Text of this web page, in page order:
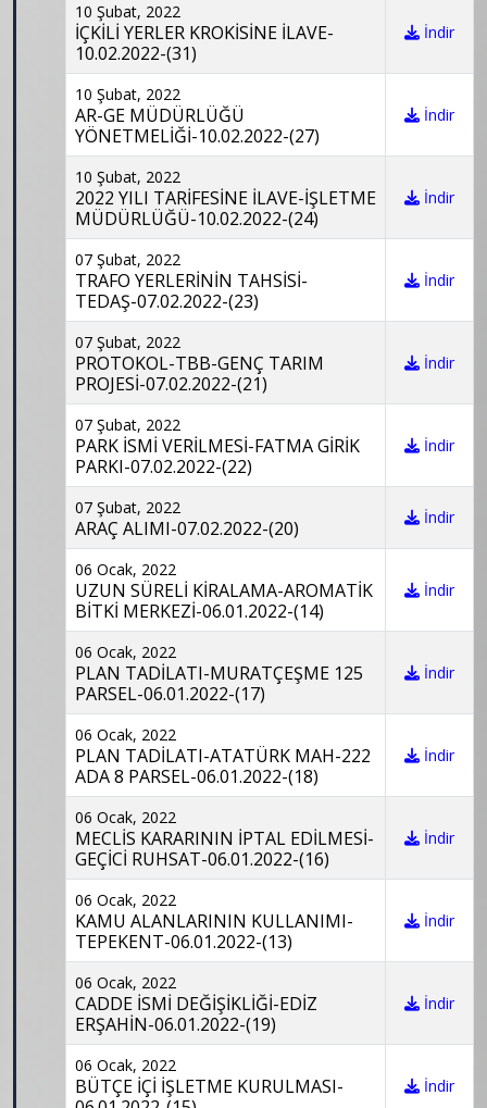
10 Şubat, 2022
İÇKİLİ YERLER KROKİSİNE İLAVE-
10.02.2022-(31)
İndir
10 Şubat, 2022
AR-GE MÜDÜRLÜĞÜ
YÖNETMELİĞİ-10.02.2022-(27)
İndir
10 Şubat, 2022
2022 YILI TARİFESİNE İLAVE-İŞLETME
MÜDÜRLÜĞÜ-10.02.2022-(24)
İndir
07 Şubat, 2022
TRAFO YERLERİNİN TAHSİSİ-
TEDAŞ-07.02.2022-(23)
İndir
07 Şubat, 2022
PROTOKOL-TBB-GENÇ TARIM
PROJESİ-07.02.2022-(21)
İndir
07 Şubat, 2022
PARK İSMİ VERİLMESİ-FATMA GİRİK
PARKI-07.02.2022-(22)
İndir
07 Şubat, 2022
ARAÇ ALIMI-07.02.2022-(20) İndir
06 Ocak, 2022
UZUN SÜRELİ KİRALAMA-AROMATİK
BİTKİ MERKEZİ-06.01.2022-(14)
İndir
06 Ocak, 2022
PLAN TADİLATI-MURATÇEŞME 125
PARSEL-06.01.2022-(17)
İndir
06 Ocak, 2022
PLAN TADİLATI-ATATÜRK MAH-222
ADA 8 PARSEL-06.01.2022-(18)
İndir
06 Ocak, 2022
MECLİS KARARININ İPTAL EDİLMESİ-
GEÇİCİ RUHSAT-06.01.2022-(16)
İndir
06 Ocak, 2022
KAMU ALANLARININ KULLANIMI-
TEPEKENT-06.01.2022-(13)
İndir
06 Ocak, 2022
CADDE İSMİ DEĞİŞİKLİĞİ-EDİZ
ERŞAHİN-06.01.2022-(19)
İndir
06 Ocak, 2022
BÜTÇE İÇİ İŞLETME KURULMASI-
İndir